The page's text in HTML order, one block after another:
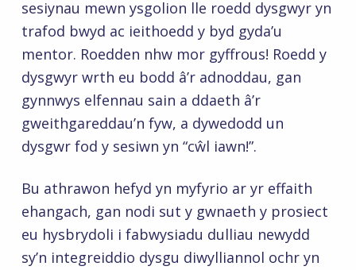
sesiynau mewn ysgolion lle roedd dysgwyr yn
trafod bwyd ac ieithoedd y byd gyda’u
mentor. Roedden nhw mor gyffrous! Roedd y
dysgwyr wrth eu bodd â’r adnoddau, gan
gynnwys elfennau sain a ddaeth â’r
gweithgareddau’n fyw, a dywedodd un
dysgwr fod y sesiwn yn “cŵl iawn!”.
Bu athrawon hefyd yn myfyrio ar yr effaith
ehangach, gan nodi sut y gwnaeth y prosiect
eu hysbrydoli i fabwysiadu dulliau newydd
sy’n integreiddio dysgu diwylliannol ochr yn